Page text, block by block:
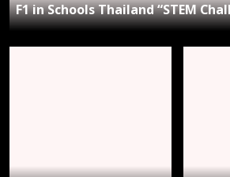
F1 in Schools Thailand “STEM